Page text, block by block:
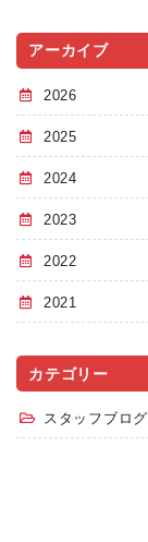
アーカイブ
2026
2025
2024
2023
2022
2021
カテゴリー
スタッフブログ